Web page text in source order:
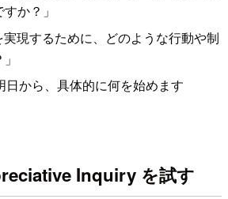
か？」
現するために、どのような行動や制
日から、具体的に何を始めます
Inquiry を試す